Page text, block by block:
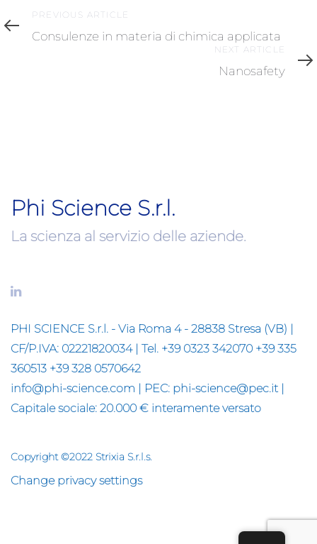
Previous
Article
PREVIOUS ARTICLE
Consulenze in materia di chimica applicata
Next
Article
NEXT ARTICLE
Nanosafety
Phi Science S.r.l.
La scienza al servizio delle aziende.
PHI SCIENCE S.r.l. - Via Roma 4 - 28838 Stresa (VB) |
CF/P.IVA: 02221820034 | Tel. +39 0323 342070 +39 335
360513 +39 328 0570642
info@phi-science.com | PEC: phi-science@pec.it |
Capitale sociale: 20.000 € interamente versato
Copyright ©2022 Strixia S.r.l.s.
Change privacy settings